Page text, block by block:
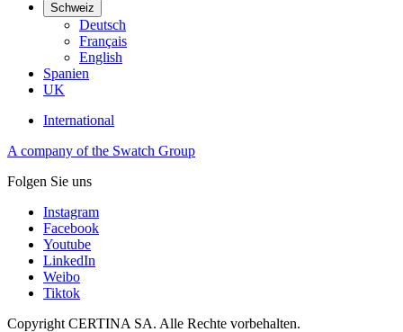
Schweiz
Deutsch
Français
English
Spanien
UK
International
A company of the Swatch Group
Folgen Sie uns
Instagram
Facebook
Youtube
LinkedIn
Weibo
Tiktok
Copyright CERTINA SA. Alle Rechte vorbehalten.